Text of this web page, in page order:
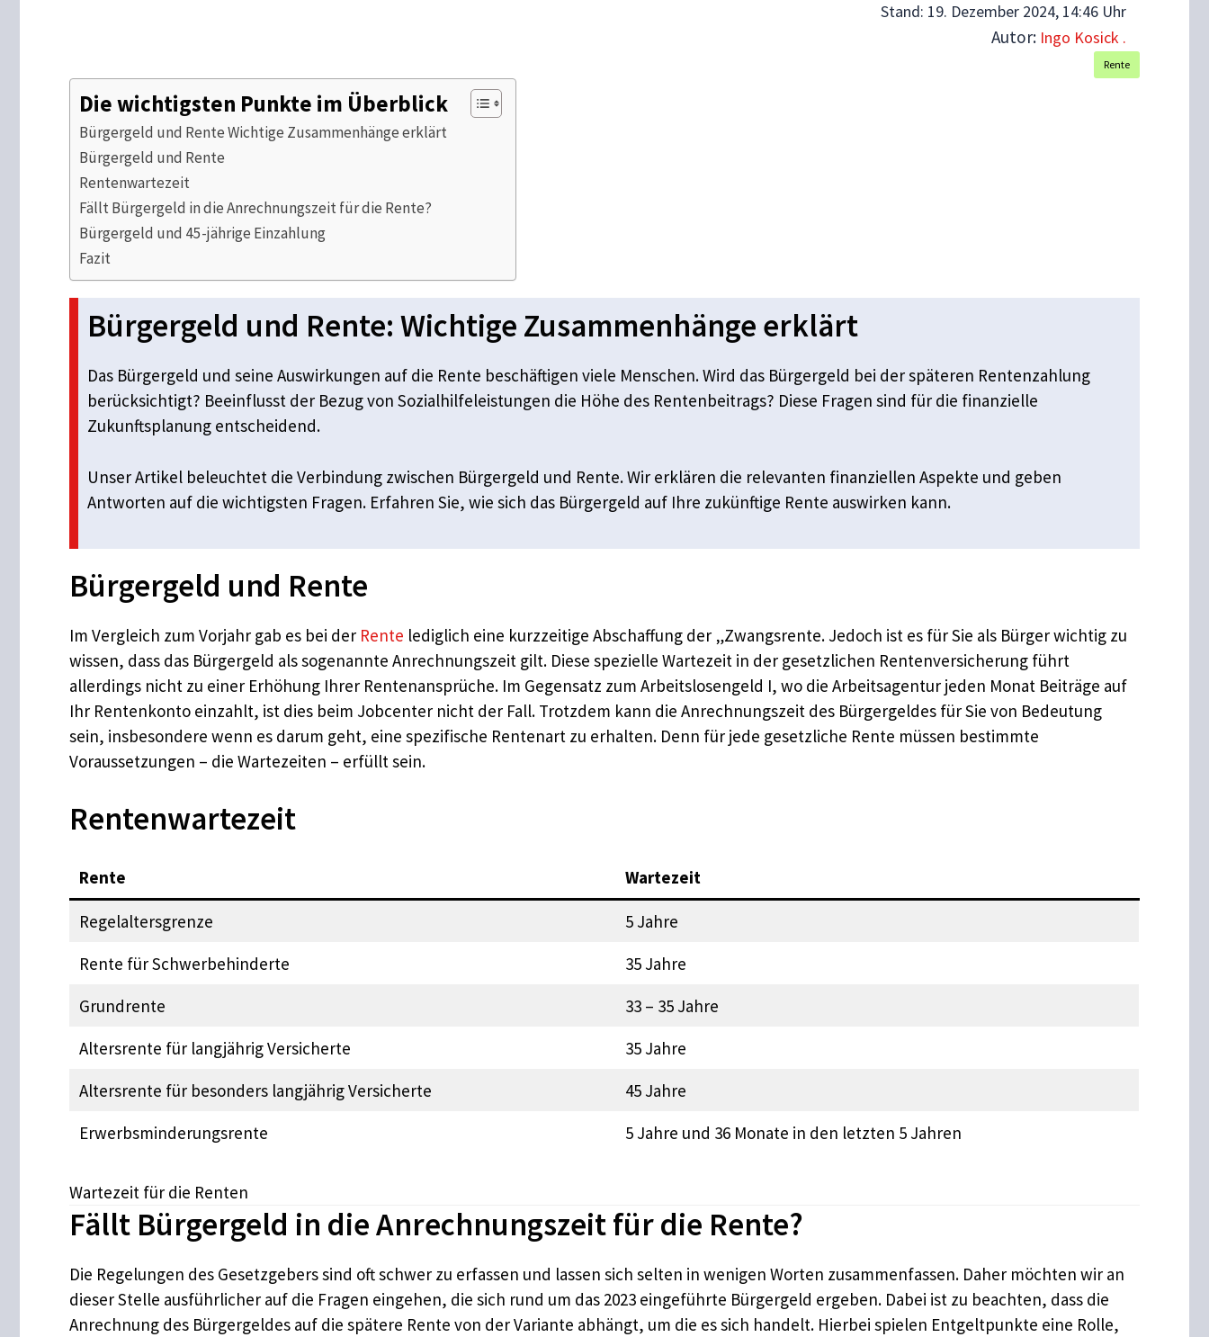
Stand: 19. Dezember 2024, 14:46 Uhr
Autor: Ingo Kosick .
Rente
Die wichtigsten Punkte im Überblick
Bürgergeld und Rente Wichtige Zusammenhänge erklärt
Bürgergeld und Rente
Rentenwartezeit
Fällt Bürgergeld in die Anrechnungszeit für die Rente?
Bürgergeld und 45-jährige Einzahlung
Fazit
Bürgergeld und Rente: Wichtige Zusammenhänge erklärt
Das Bürgergeld und seine Auswirkungen auf die Rente beschäftigen viele Menschen. Wird das Bürgergeld bei der späteren Rentenzahlung
berücksichtigt? Beeinflusst der Bezug von Sozialhilfeleistungen die Höhe des Rentenbeitrags? Diese Fragen sind für die finanzielle
Zukunftsplanung entscheidend.
Unser Artikel beleuchtet die Verbindung zwischen Bürgergeld und Rente. Wir erklären die relevanten finanziellen Aspekte und geben
Antworten auf die wichtigsten Fragen. Erfahren Sie, wie sich das Bürgergeld auf Ihre zukünftige Rente auswirken kann.
Bürgergeld und Rente
Im Vergleich zum Vorjahr gab es bei der Rente lediglich eine kurzzeitige Abschaffung der „Zwangsrente. Jedoch ist es für Sie als Bürger wichtig zu
wissen, dass das Bürgergeld als sogenannte Anrechnungszeit gilt. Diese spezielle Wartezeit in der gesetzlichen Rentenversicherung führt
allerdings nicht zu einer Erhöhung Ihrer Rentenansprüche. Im Gegensatz zum Arbeitslosengeld I, wo die Arbeitsagentur jeden Monat Beiträge auf
Ihr Rentenkonto einzahlt, ist dies beim Jobcenter nicht der Fall. Trotzdem kann die Anrechnungszeit des Bürgergeldes für Sie von Bedeutung
sein, insbesondere wenn es darum geht, eine spezifische Rentenart zu erhalten. Denn für jede gesetzliche Rente müssen bestimmte
Voraussetzungen – die Wartezeiten – erfüllt sein.
Rentenwartezeit
Rente Wartezeit
Regelaltersgrenze
5 Jahre
Rente für Schwerbehinderte
35 Jahre
Grundrente
33 – 35 Jahre
Altersrente für langjährig Versicherte
35 Jahre
Altersrente für besonders langjährig Versicherte
45 Jahre
Erwerbsminderungsrente
5 Jahre und 36 Monate in den letzten 5 Jahren
Wartezeit für die Renten
Fällt Bürgergeld in die Anrechnungszeit für die Rente?
Die Regelungen des Gesetzgebers sind oft schwer zu erfassen und lassen sich selten in wenigen Worten zusammenfassen. Daher möchten wir an
dieser Stelle ausführlicher auf die Fragen eingehen, die sich rund um das 2023 eingeführte Bürgergeld ergeben. Dabei ist zu beachten, dass die
Anrechnung des Bürgergeldes auf die spätere Rente von der Variante abhängt, um die es sich handelt. Hierbei spielen Entgeltpunkte eine Rolle,